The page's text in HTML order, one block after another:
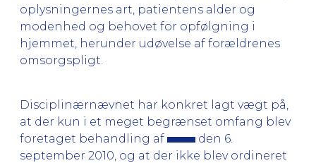
oplysningernes art, patientens alder og
modenhed og behovet for opfølgning i
hjemmet, herunder udøvelse af forældrenes
omsorgspligt.
Disciplinærnævnet har konkret lagt vægt på,
at der kun i et meget begrænset omfang blev
foretaget behandling af
den 6.
september 2010, og at der ikke blev ordineret